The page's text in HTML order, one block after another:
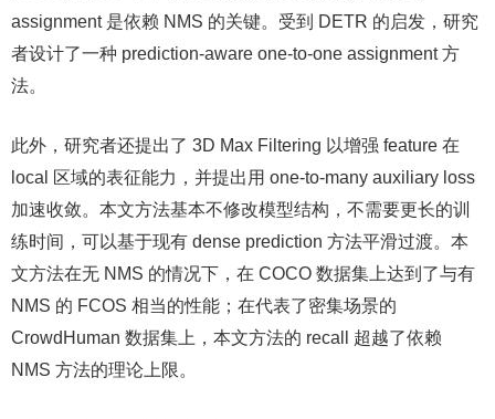
assignment 是依赖 NMS 的关键。受到 DETR 的启发，研究
者设计了一种 prediction-aware one-to-one assignment 方
法。
此外，研究者还提出了 3D Max Filtering 以增强 feature 在
local 区域的表征能力，并提出用 one-to-many auxiliary loss
加速收敛。本文方法基本不修改模型结构，不需要更长的训
练时间，可以基于现有 dense prediction 方法平滑过渡。本
文方法在无 NMS 的情况下，在 COCO 数据集上达到了与有
NMS 的 FCOS 相当的性能；在代表了密集场景的
CrowdHuman 数据集上，本文方法的 recall 超越了依赖
NMS 方法的理论上限。